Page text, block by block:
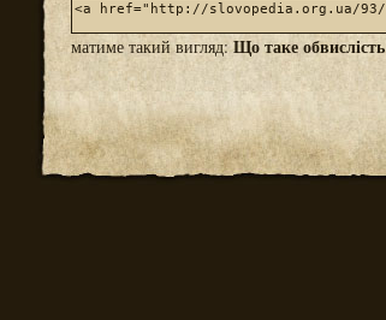
матиме такий вигляд:Що таке обвислість